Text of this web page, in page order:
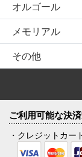
オルゴール
メモリアル
その他
ご利用可能な決
・クレジットカー